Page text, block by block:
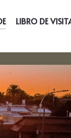
LIBRO DE